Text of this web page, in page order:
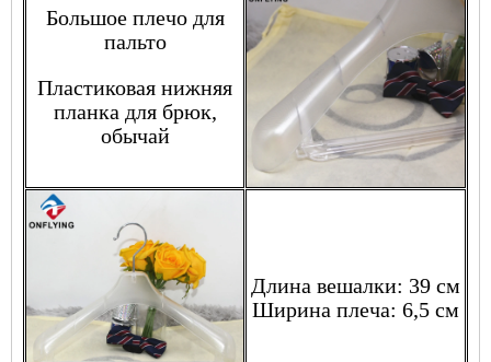
Большое плечо для
пальто
Пластиковая нижняя
планка для брюк,
обычай
Длина вешалки: 39 см
Ширина плеча: 6,5 см